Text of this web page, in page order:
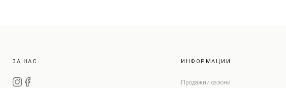
ЗА НАС ИНФОРМАЦИИ
Продажни салони